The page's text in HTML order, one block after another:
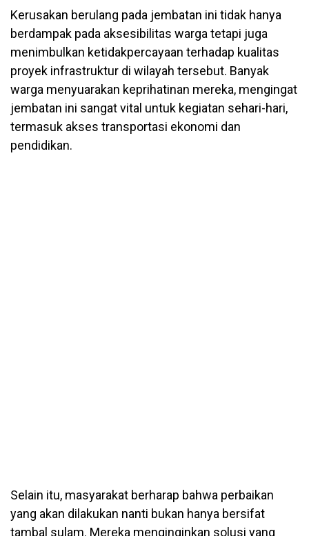
Kerusakan berulang pada jembatan ini tidak hanya
berdampak pada aksesibilitas warga tetapi juga
menimbulkan ketidakpercayaan terhadap kualitas
proyek infrastruktur di wilayah tersebut. Banyak
warga menyuarakan keprihatinan mereka, mengingat
jembatan ini sangat vital untuk kegiatan sehari-hari,
termasuk akses transportasi ekonomi dan
pendidikan.
Selain itu, masyarakat berharap bahwa perbaikan
yang akan dilakukan nanti bukan hanya bersifat
tambal sulam. Mereka menginginkan solusi yang